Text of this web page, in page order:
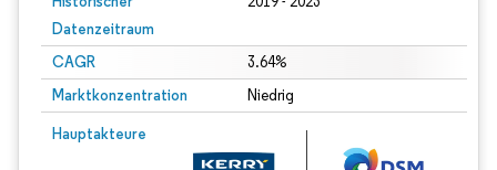
Datenzeitraum
CAGR 3.64%
Marktkonzentration Niedrig
Hauptakteure